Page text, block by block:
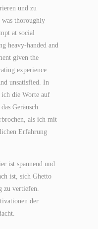
und zu
thoroughly
at social
heavy-handed and
given the
experience
unsatisfied. In
die Worte auf
Geräusch
als ich mit
Erfahrung
ist spannend und
ist, sich Ghetto
zu vertiefen.
der